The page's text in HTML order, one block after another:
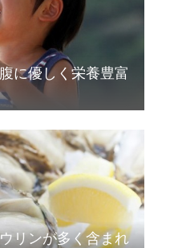
に優しく栄養豊富
リンが多く含まれ